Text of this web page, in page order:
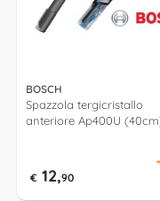
BOSCH
Spazzola tergicristallo
anteriore Ap400U
€ 12,90